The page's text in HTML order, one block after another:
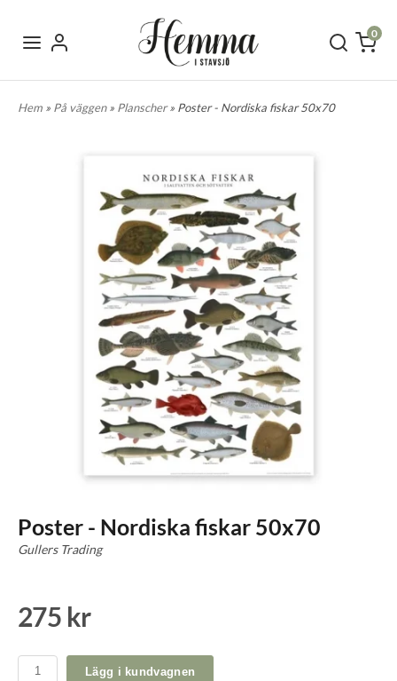
0
Hem » På väggen» Planscher» Poster - Nordiska fiskar 50x70
Poster - Nordiska fiskar 50x70
Gullers Trading
275 kr
Lägg i kundvagnen